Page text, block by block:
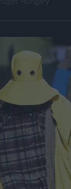
Jön még kép!